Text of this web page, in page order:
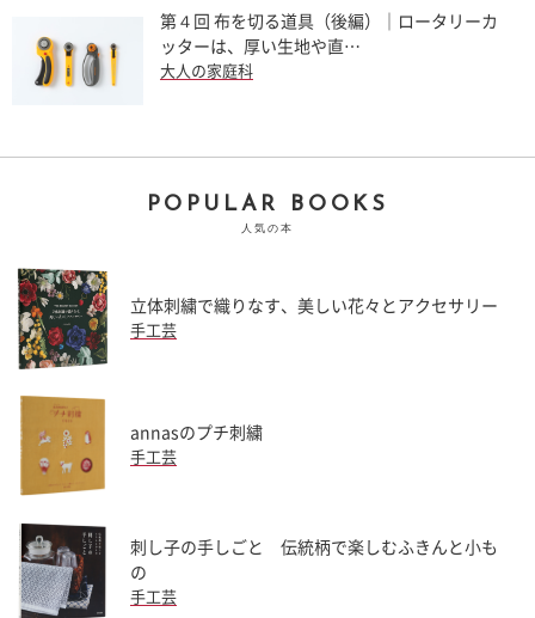
第４回 布を切る道具（後編）｜ロータリーカ
ッターは、厚い生地や直…
大人の家庭科
POPULAR BOOKS
人気の本
立体刺繍で織りなす、美しい花々とアクセサリー
手工芸
annasのプチ刺繍
手工芸
刺し子の手しごと 伝統柄で楽しむふきんと小も
の
手工芸